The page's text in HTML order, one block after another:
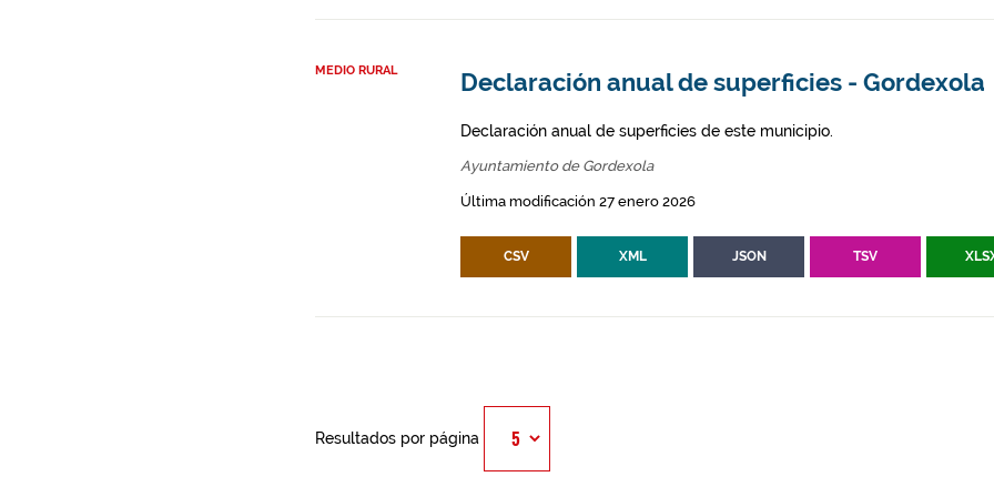
MEDIO RURAL Declaración anual de superficies - Gordexola
Declaración anual de superficies de este municipio.
Ayuntamiento de Gordexola
Última modificación 27 enero 2026
CSV XML JSON TSV
Resultados por página